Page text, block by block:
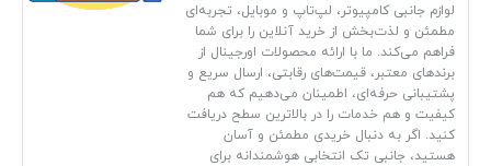
لوازم جانبی کامپیوتر، لپ‌تاپ و موبایل، تجربه‌ای
مطمئن و لذت‌بخش از خرید آنلاین را برای شما
فراهم می‌کند. ما با ارائه محصولات اورجینال از
برندهای معتبر، قیمت‌های رقابتی، ارسال سریع و
پشتیبانی حرفه‌ای، اطمینان می‌دهیم که هم
کیفیت و هم خدمات را در بالاترین سطح دریافت
کنید. اگر به دنبال خریدی مطمئن و آسان
هستید، جانبی تک انتخابی هوشمندانه برای